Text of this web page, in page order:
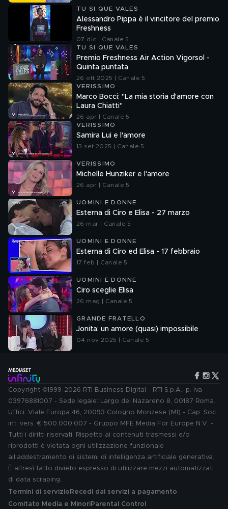
TU SI QUE VALES
Alessandro Pippa è il vincitore del premio
Freshness
07 dic | Canale 5
TU SI QUE VALES
Premio Freshness Air Action Vigorsol -
Quinta puntata
26 ott 2025 | Canale 5
VERISSIMO
Marco Bocci: "La mia storia d'amore con
Laura Chiatti"
26 apr | Canale 5
VERISSIMO
Samira Lui e l'amore
13 set 2025 | Canale 5
VERISSIMO
Michelle Hunziker e l'amore
26 apr | Canale 5
UOMINI E DONNE
Esterna di Ciro e Elisa - 27 marzo
26 mar | Canale 5
UOMINI E DONNE
Esterna di Ciro ed Elisa - 17 febbraio
17 feb | Canale 5
UOMINI E DONNE
Ciro sceglie Elisa
26 mag | Canale 5
GRANDE FRATELLO
Jonita: un amore (quasi) impossibile
04 nov 2025 | Canale 5
Copyright ©1999-2026 RTI Business Digital - RTI S.p.A.: p. iva
03976881007 - Sede legale: Largo del Nazareno 8, 00187 Roma.
Uffici: Viale Europa 46, 20093 Cologno Monzese (MI) - Cap. Soc.
int. vers. € 500.000.007 - Gruppo MFE Media For Europe N.V. -
Tutti i diritti riservati. Rispetto ai contenuti trasmessi e/o
riprodotti è vietata ogni utilizzazione funzionale
all'addestramento di sistemi di intelligenza artificiale generativa.
È altresì fatto divieto espresso di utilizzare mezzi automatizzati
di data scraping.
Termini di servizio Recedi dai servizi a pagamento
Comitato Media e MinoriParental Control